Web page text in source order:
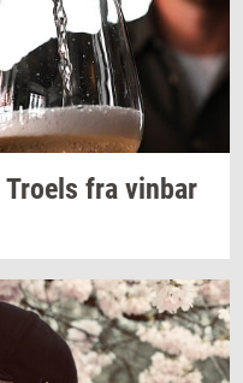
Tro­els fra vin­bar